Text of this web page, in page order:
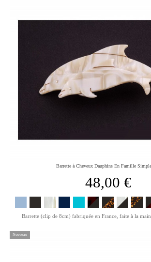
Barrette à Cheveux Dauphins En Famille
48,00 €
Barrette (clip de 8cm) fabriquée en France, faite à la
Nouveau